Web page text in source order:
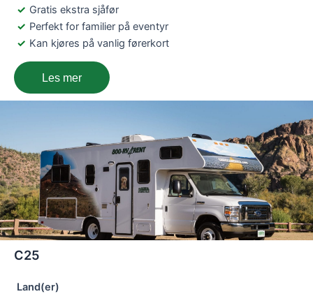
Gratis ekstra sjåfør
Perfekt for familier på eventyr
Kan kjøres på vanlig førerkort
Les mer
C25
Land(er)